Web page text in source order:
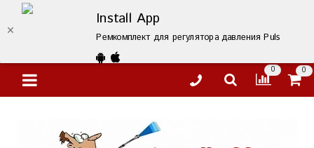
Install App
Ремкомплект для регулятора давления Pulsar 4R
0 0